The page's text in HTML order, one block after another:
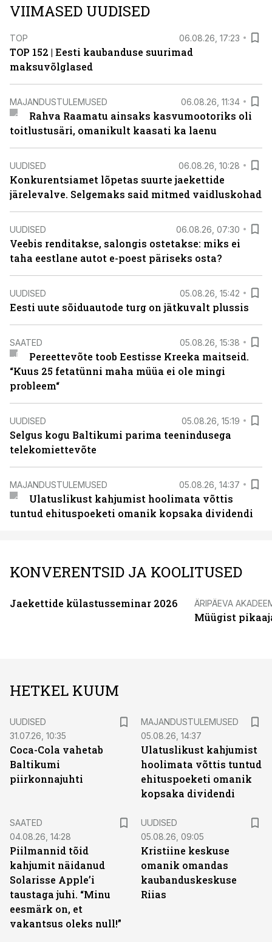
VIIMASED UUDISED
TOP 06.08.26, 17:23
TOP 152 | Eesti kaubanduse suurimad
maksuvõlglased
MAJANDUSTULEMUSED 06.08.26, 11:34
Rahva Raamatu ainsaks kasvumootoriks oli
toitlustusäri, omanikult kaasati ka laenu
UUDISED 06.08.26, 10:28
Konkurentsiamet lõpetas suurte jaekettide
järelevalve. Selgemaks said mitmed vaidluskohad
UUDISED 06.08.26, 07:30
Veebis renditakse, salongis ostetakse: miks ei
taha eestlane autot e-poest päriseks osta?
UUDISED 05.08.26, 15:42
Eesti uute sõiduautode turg on jätkuvalt plussis
SAATED 05.08.26, 15:38
Pereettevõte toob Eestisse Kreeka maitseid.
“Kuus 25 fetatünni maha müüa ei ole mingi
probleem“
UUDISED 05.08.26, 15:19
Selgus kogu Baltikumi parima teenindusega
telekomiettevõte
MAJANDUSTULEMUSED 05.08.26, 14:37
Ulatuslikust kahjumist hoolimata võttis
tuntud ehituspoeketi omanik kopsaka dividendi
KONVERENTSID JA KOOLITUSED
Jaekettide külastusseminar 2026 ÄRIPÄEVA
Müügist
HETKEL KUUM
UUDISED
31.07.26, 10:35
Coca-Cola vahetab
Baltikumi
piirkonnajuhti
MAJANDUSTULEMUSED
05.08.26, 14:37
Ulatuslikust kahjumist
hoolimata võttis tuntud
ehituspoeketi omanik
kopsaka dividendi
SAATED
04.08.26, 14:28
Piilmannid tõid
kahjumit näidanud
Solarisse Apple’i
taustaga juhi. “Minu
eesmärk on, et
vakantsus oleks null!”
UUDISED
05.08.26, 09:05
Kristiine keskuse
omanik omandas
kaubanduskeskuse
Riias